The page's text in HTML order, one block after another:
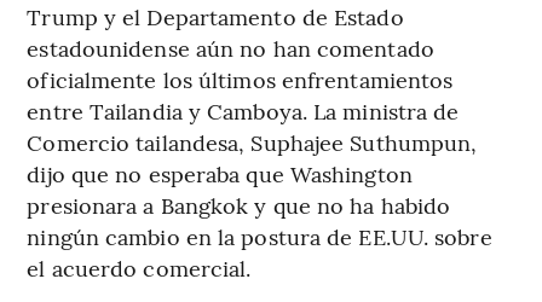
Trump y el Departamento de Estado
estadounidense aún no han comentado
oficialmente los últimos enfrentamientos
entre Tailandia y Camboya. La ministra de
Comercio tailandesa, Suphajee Suthumpun,
dijo que no esperaba que Washington
presionara a Bangkok y que no ha habido
ningún cambio en la postura de EE.UU. sobre
el acuerdo comercial.